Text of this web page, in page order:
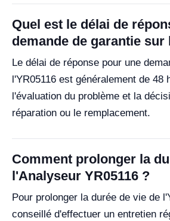
Quel est le délai de
demande de garantie sur
Le délai de réponse pour une
l'YR05116 est généralement de 48
l'évaluation du problème et la
réparation ou le remplacement.
Comment prolonger la
l'Analyseur YR05116 ?
Pour prolonger la durée de vie de
conseillé d'effectuer un entretien